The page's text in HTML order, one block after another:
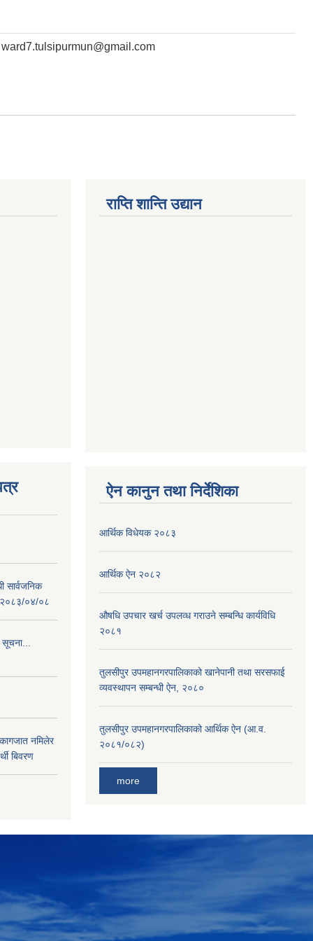
ward7.tulsipurmun@gmail.com
सार्वजनिक
२०८३/०४/०८
नमिलेर
बिवरण
राप्ति शान्ति उद्यान
ऐन कानुन तथा निर्देशिका
आर्थिक विधेयक २०८३
आर्थिक ऐन २०८२
औषधि उपचार खर्च उपलव्ध गराउने सम्बन्धि कार्यविधि
२०८१
तुलसीपुर उपमहानगरपालिकाको खानेपानी तथा सरसफाई
व्यवस्थापन सम्बन्धी ऐन, २०८०
तुलसीपुर उपमहानगरपालिकाको आर्थिक ऐन (आ.व.
२०८१/०८२)
more